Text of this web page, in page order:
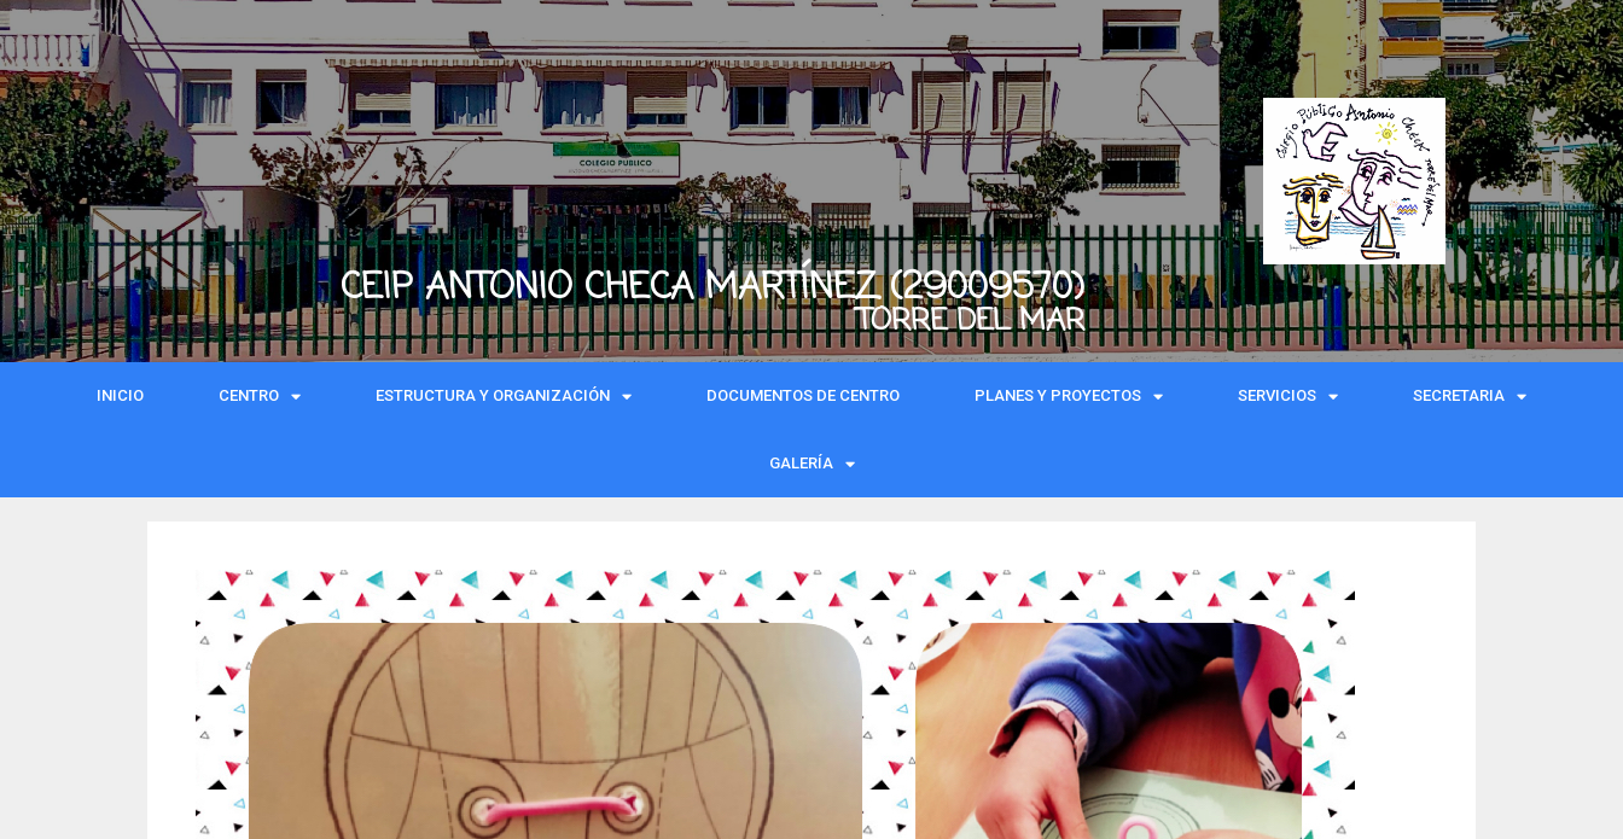
CEIP ANTONIO CHECA MARTÍNEZ (29009570)
TORRE DEL MAR
INICIO CENTRO ESTRUCTURA Y ORGANIZACIÓN DOCUMENTOS DE CENTRO PLANES Y PROYECTOS SERVICIOS SECRETARIA
GALERÍA